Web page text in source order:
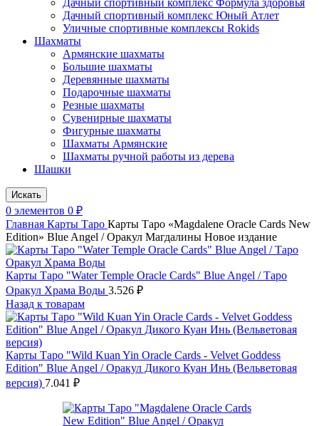
Дачный спортивный комплекс Формула здоровья
Дачный спортивный комплекс Юный Атлет
Уличные спортивные комплексы Rokids
Шахматы
Армянские шахматы
Большие шахматы
Деревянные шахматы
Подарочные шахматы
Резные шахматы
Сувенирные шахматы
Фигурные шахматы
Шахматы Армянские
Шахматы ручной работы из дерева
Шашки
Искать
0 элементов 0 ₽
Главная Карты Таро Карты Таро «Magdalene Oracle Cards New
Edition» Blue Angel / Оракул Магдалины Новое издание
Карты Таро "Water Temple Oracle Cards" Blue Angel / Таро
Оракул Храма Воды 3.526 ₽
Назад к товарам
Карты Таро "Wild Kuan Yin Oracle Cards - Velvet Goddess
Edition" Blue Angel / Оракул Дикого Куан Инь (Вельветовая
версия) 7.041 ₽